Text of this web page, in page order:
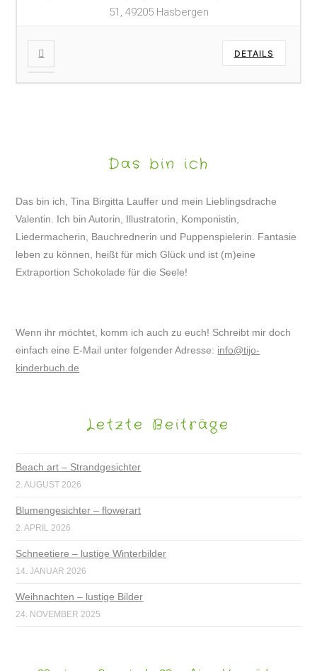
51, 49205 Hasbergen
DETAILS
Das bin ich
Das bin ich, Tina Birgitta Lauffer und mein Lieblingsdrache
Valentin. Ich bin Autorin, Illustratorin, Komponistin,
Liedermacherin, Bauchrednerin und Puppenspielerin. Fantasie
leben zu können, heißt für mich Glück und ist (m)eine
Extraportion Schokolade für die Seele!
Wenn ihr möchtet, komm ich auch zu euch! Schreibt mir doch
einfach eine E-Mail unter folgender Adresse: info@tijo-
kinderbuch.de
Letzte Beiträge
Beach art – Strandgesichter
2. AUGUST 2026
Blumengesichter – flowerart
2. APRIL 2026
Schneetiere – lustige Winterbilder
14. JANUAR 2026
Weihnachten – lustige Bilder
24. NOVEMBER 2025